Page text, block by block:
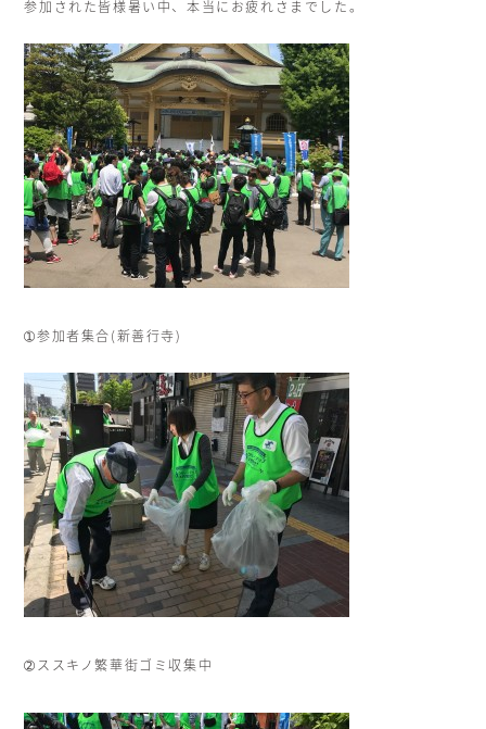
参加された皆様暑い中、本当にお疲れさまでした。
➀参加者集合(新善行寺)
➁ススキノ繁華街ゴミ収集中